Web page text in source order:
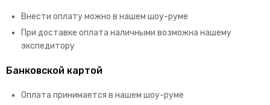
Внести оплату можно в нашем шоу-руме
При доставке оплата наличными возможна нашему
экспедитору
Банковской картой
Оплата принимается в нашем шоу-руме